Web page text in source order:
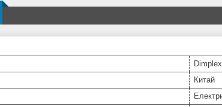
Dimplex
Китай